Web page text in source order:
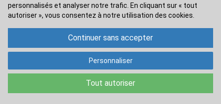
personnalisés et analyser notre trafic. En cliquant sur « tout
autoriser », vous consentez à notre utilisation des cookies.
Tout autoriser
Continuer sans accepter
Personnaliser
Modes de livraison